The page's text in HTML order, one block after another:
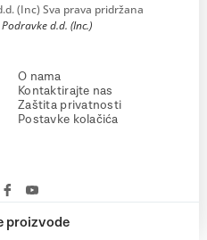
proizvode
(Inc) Sva prava pridržana
d.d. (Inc.)
O nama
Kontaktirajte nas
Zaštita privatnosti
Postavke kolačića